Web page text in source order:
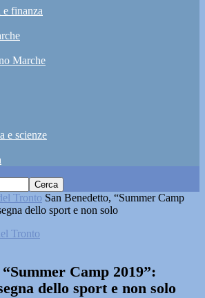
finanza
Marche
e scienze
Tronto San Benedetto, “Summer Camp
dello sport e non solo
Tronto
Camp 2019”:
dello sport e non solo